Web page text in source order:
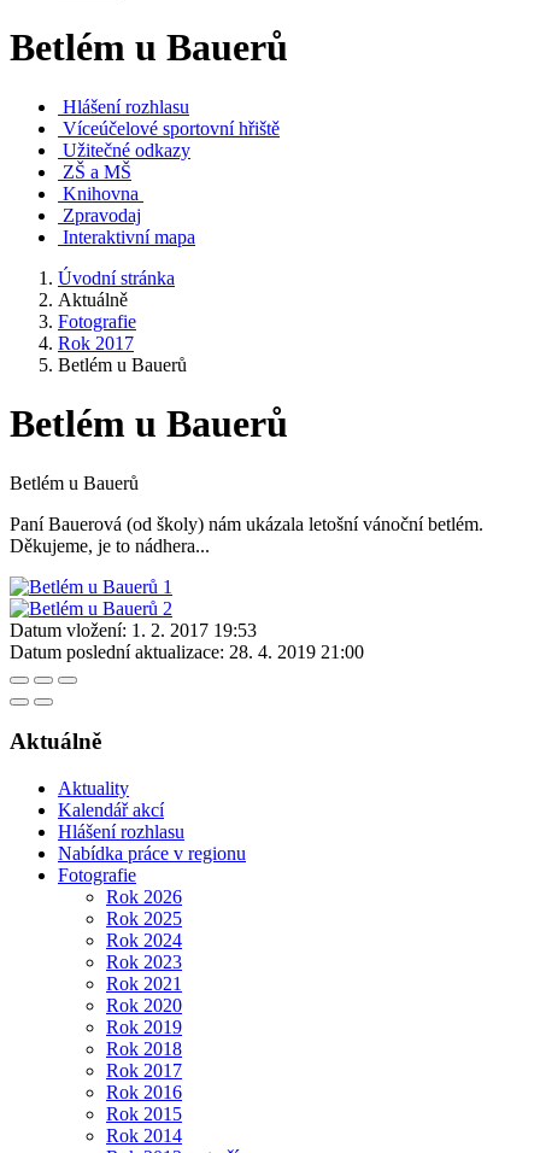
Betlém u Bauerů
Hlášení rozhlasu
Víceúčelové sportovní hřiště
Užitečné odkazy
ZŠ a MŠ
Knihovna
Zpravodaj
Interaktivní mapa
Úvodní stránka
Aktuálně
Fotografie
Rok 2017
Betlém u Bauerů
Betlém u Bauerů
Betlém u Bauerů
Paní Bauerová (od školy) nám ukázala letošní vánoční betlém.
Děkujeme, je to nádhera...
Datum vložení: 1. 2. 2017 19:53
Datum poslední aktualizace: 28. 4. 2019 21:00
Aktuálně
Aktuality
Kalendář akcí
Hlášení rozhlasu
Nabídka práce v regionu
Fotografie
Rok 2026
Rok 2025
Rok 2024
Rok 2023
Rok 2021
Rok 2020
Rok 2019
Rok 2018
Rok 2017
Rok 2016
Rok 2015
Rok 2014